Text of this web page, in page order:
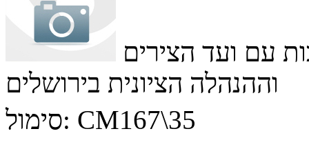
עם ועד הצירים
וההנהלה הציונית בירושלים
סימול: CM167\35